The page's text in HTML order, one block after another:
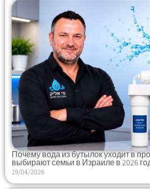
Почему вода из бутылок уходит в
выбирают семьи в Израиле в 2026
19/04/2026